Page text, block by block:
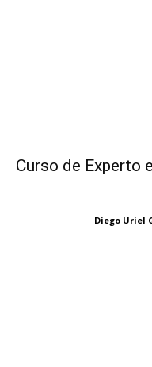
Curso de Experto
Diego Uriel